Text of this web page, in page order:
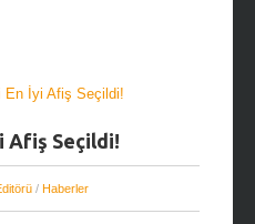
Afiş Seçildi!
/ Haberler